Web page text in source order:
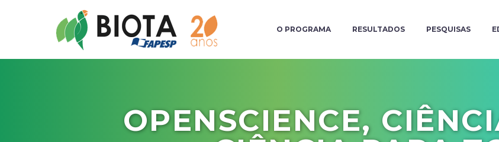
O PROGRAMA RESULTADOS PESQUISAS
OPENSCIENCE,